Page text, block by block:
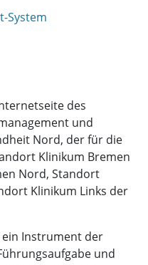
System
des
und
Nord, der für die
Klinikum Bremen
Nord, Standort
Klinikum Links der
Instrument der
und